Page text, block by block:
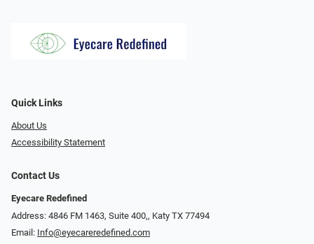
Quick Links
About Us
Accessibility Statement
Contact Us
Eyecare Redefined
Address: 4846 FM 1463, Suite 400,, Katy TX 77494
Email: Info@eyecareredefined.com